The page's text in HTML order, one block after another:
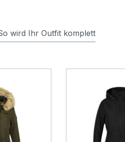
wird Ihr Outfit komplett